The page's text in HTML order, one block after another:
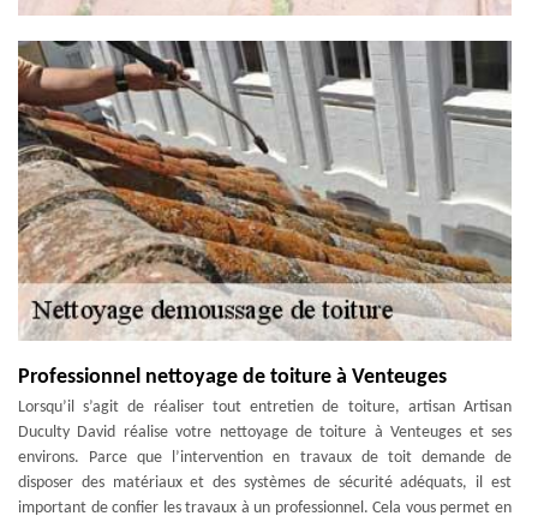
Professionnel nettoyage de toiture à Venteuges
Lorsqu’il s’agit de réaliser tout entretien de toiture, artisan Artisan
Duculty David réalise votre nettoyage de toiture à Venteuges et ses
environs. Parce que l’intervention en travaux de toit demande de
disposer des matériaux et des systèmes de sécurité adéquats, il est
important de confier les travaux à un professionnel. Cela vous permet en